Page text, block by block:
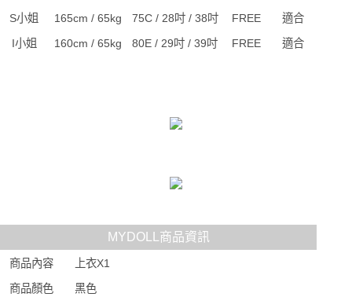
S小姐
165cm / 65kg 75C / 28吋 / 38吋 FREE
適合
I小姐
160cm / 65kg 80E / 29吋 / 39吋 FREE 適合
MYDOLL商品資訊
商品內容
上衣X1
商品顏色
黑色